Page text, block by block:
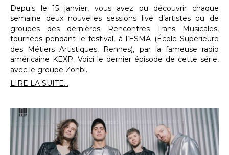
Depuis le 15 janvier, vous avez pu découvrir chaque
semaine deux nouvelles sessions live d’artistes ou de
groupes des dernières Rencontres Trans Musicales,
tournées pendant le festival, à l’ESMA (École Supérieure
des Métiers Artistiques, Rennes), par la fameuse radio
américaine KEXP. Voici le dernier épisode de cette série,
avec le groupe Zonbi.
LIRE LA SUITE...